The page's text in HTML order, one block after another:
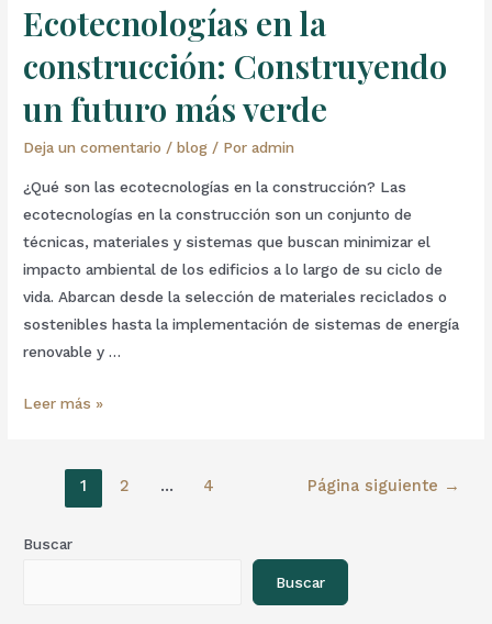
Ecotecnologías en la
construcción: Construyendo
un futuro más verde
Deja un comentario /blog / Poradmin
¿Qué son las ecotecnologías en la construcción? Las
ecotecnologías en la construcción son un conjunto de
técnicas, materiales y sistemas que buscan minimizar el
impacto ambiental de los edificios a lo largo de su ciclo de
vida. Abarcan desde la selección de materiales reciclados o
sostenibles hasta la implementación de sistemas de energía
renovable y …
Leer más »
1 2 … 4 Página siguiente →
Buscar
Buscar